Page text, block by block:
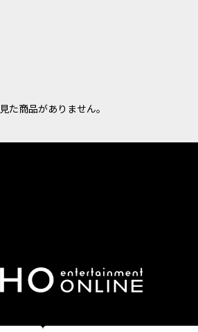
た商品がありません。